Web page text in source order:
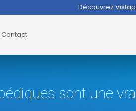
Découvrez
Contact
sont une